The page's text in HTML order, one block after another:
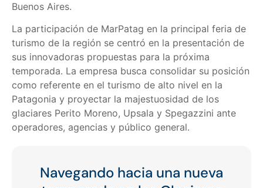
Buenos Aires.
La participación de MarPatag en la principal feria de
turismo de la región se centró en la presentación de
sus innovadoras propuestas para la próxima
temporada. La empresa busca consolidar su posición
como referente en el turismo de alto nivel en la
Patagonia y proyectar la majestuosidad de los
glaciares Perito Moreno, Upsala y Spegazzini ante
operadores, agencias y público general.
Navegando hacia una nueva